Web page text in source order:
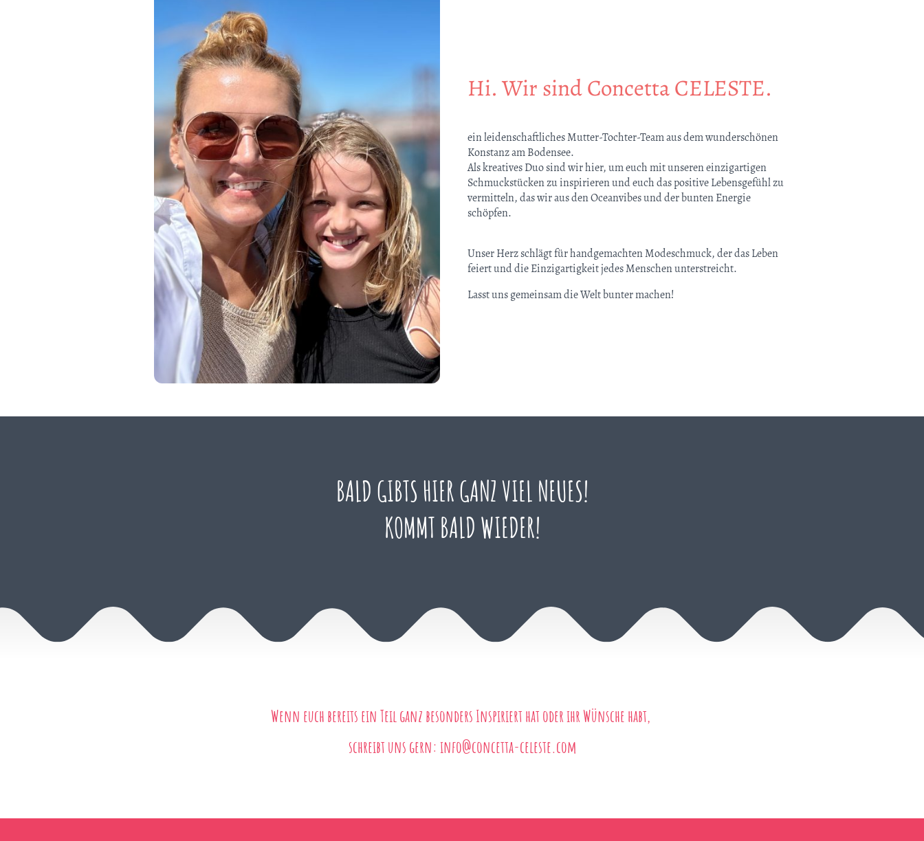
Hi. Wir sind Concetta CELESTE.
ein leidenschaftliches Mutter-Tochter-Team aus dem wunderschönen
Konstanz am Bodensee.
Als kreatives Duo sind wir hier, um euch mit unseren einzigartigen
Schmuckstücken zu inspirieren und euch das positive Lebensgefühl zu
vermitteln, das wir aus den Oceanvibes und der bunten Energie
schöpfen.
Unser Herz schlägt für handgemachten Modeschmuck, der das Leben
feiert und die Einzigartigkeit jedes Menschen unterstreicht.
Lasst uns gemeinsam die Welt bunter machen!
BALD GIBTS HIER GANZ VIEL NEUES!
KOMMT BALD WIEDER!
Wenn euch bereits ein Teil ganz besonders Inspiriert hat oder ihr Wünsche habt,
schreibt uns gern: info@concetta-celeste.com